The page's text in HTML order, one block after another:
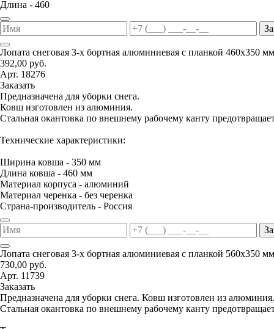
Длина - 460
Лопата снеговая 3-х бортная алюминиевая с планкой 460х350 мм
392,00 руб.
Арт. 18276
Заказать
Предназначена для уборки снега.
Ковш изготовлен из алюминия.
Стальная окантовка по внешнему рабочему канту
Технические характеристики:
Ширина ковша - 350 мм
Длина ковша - 460 мм
Материал корпуса - алюминий
Материал черенка - без черенка
Страна-производитель - Россия
Лопата снеговая 3-х бортная алюминиевая с планкой 560х350 мм
730,00 руб.
Арт. 11739
Заказать
Предназначена для уборки снега. Ковш изготовлен из алюминия.
Стальная окантовка по внешнему рабочему канту